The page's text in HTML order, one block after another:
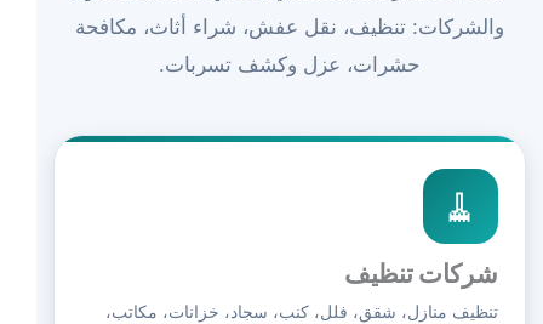
والشركات: تنظيف، نقل عفش، شراء أثاث، مكافحة
حشرات، عزل وكشف تسربات.
🧹
شركات تنظيف
تنظيف منازل، شقق، فلل، كنب، سجاد، خزانات، مكاتب،